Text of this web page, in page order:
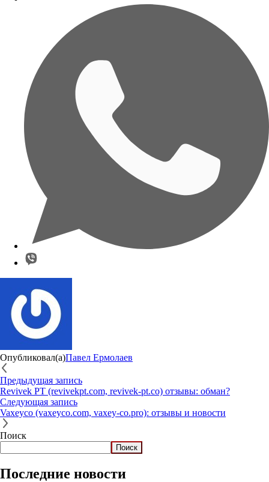
Опубликовал(а)Павел Ермолаев
Предыдущая запись
Revivek PT (revivekpt.com, revivek-pt.co) отзывы: обман?
Следующая запись
Vaxeyco (vaxeyco.com, vaxey-co.pro): отзывы и новости
Поиск
Поиск
Последние новости